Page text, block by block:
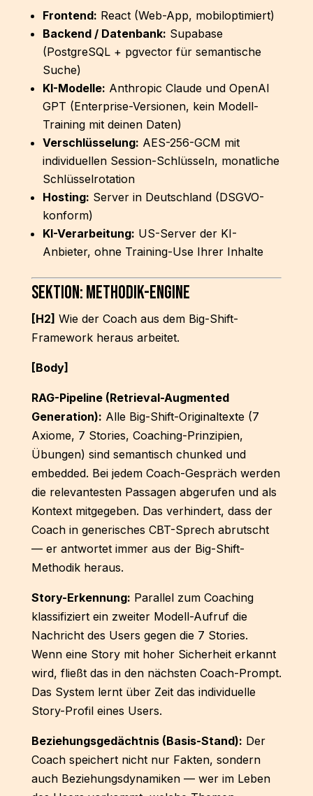
Frontend: React (Web-App, mobiloptimiert)
Backend / Datenbank: Supabase
(PostgreSQL + pgvector für semantische
Suche)
KI-Modelle: Anthropic Claude und OpenAI
GPT (Enterprise-Versionen, kein Modell-
Training mit deinen Daten)
Verschlüsselung: AES-256-GCM mit
individuellen Session-Schlüsseln, monatliche
Schlüsselrotation
Hosting: Server in Deutschland (DSGVO-
konform)
KI-Verarbeitung: US-Server der KI-
Anbieter, ohne Training-Use Ihrer Inhalte
Sektion: Methodik-Engine
[H2] Wie der Coach aus dem Big-Shift-
Framework heraus arbeitet.
[Body]
RAG-Pipeline (Retrieval-Augmented
Generation): Alle Big-Shift-Originaltexte (7
Axiome, 7 Stories, Coaching-Prinzipien,
Übungen) sind semantisch chunked und
embedded. Bei jedem Coach-Gespräch werden
die relevantesten Passagen abgerufen und als
Kontext mitgegeben. Das verhindert, dass der
Coach in generisches CBT-Sprech abrutscht
— er antwortet immer aus der Big-Shift-
Methodik heraus.
Story-Erkennung: Parallel zum Coaching
klassifiziert ein zweiter Modell-Aufruf die
Nachricht des Users gegen die 7 Stories.
Wenn eine Story mit hoher Sicherheit erkannt
wird, fließt das in den nächsten Coach-Prompt.
Das System lernt über Zeit das individuelle
Story-Profil eines Users.
Beziehungsgedächtnis (Basis-Stand): Der
Coach speichert nicht nur Fakten, sondern
auch Beziehungsdynamiken — wer im Leben